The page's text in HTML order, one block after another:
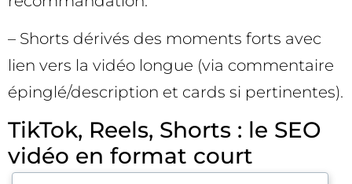
– Shorts dérivés des moments forts avec
lien vers la vidéo longue (via commentaire
épinglé/description et cards si pertinentes).
TikTok, Reels, Shorts : le SEO
vidéo en format court